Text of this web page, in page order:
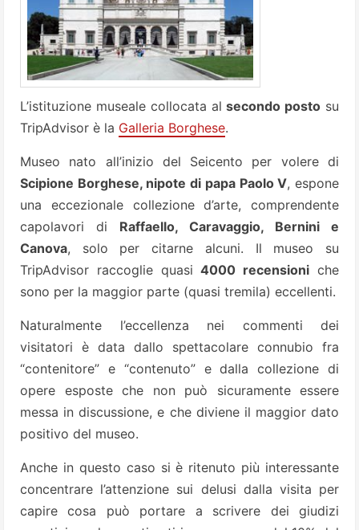
L’istituzione museale collocata alsecondo posto su
TripAdvisor è la Galleria Borghese.
Museo nato all’inizio del Seicento per volere di
Scipione Borghese, nipote di papa Paolo V, espone
una eccezionale collezione d’arte, comprendente
capolavori di Raffaello, Caravaggio, Bernini e
Canova, solo per citarne alcuni. Il museo su
TripAdvisor raccoglie quasi 4000 recensioni che
sono per la maggior parte (quasi tremila) eccellenti.
Naturalmente l’eccellenza nei commenti dei
visitatori è data dallo spettacolare connubio fra
“contenitore” e “contenuto” e dalla collezione di
opere esposte che non può sicuramente essere
messa in discussione, e che diviene il maggior dato
positivo del museo.
Anche in questo caso si è ritenuto più interessante
concentrare l’attenzione sui delusi dalla visita per
capire cosa può portare a scrivere dei giudizi